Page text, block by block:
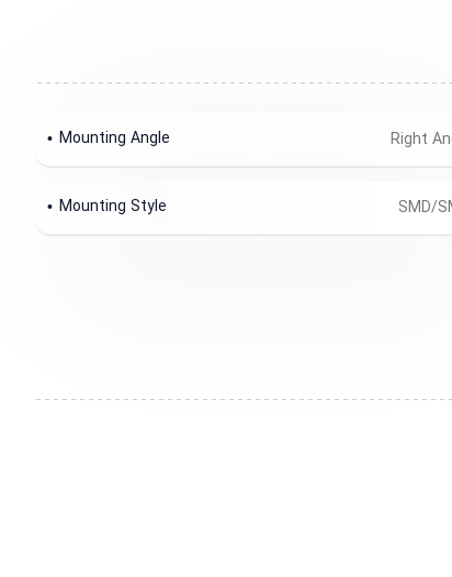
Right
Mounting Angle
SMD/
Mounting Style